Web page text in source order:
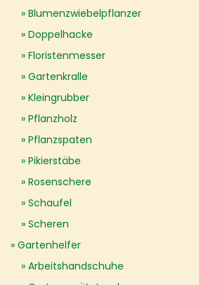
Blumenzwiebelpflanzer
Doppelhacke
Floristenmesser
Gartenkralle
Kleingrubber
Pflanzholz
Pflanzspaten
Pikierstäbe
Rosenschere
Schaufel
Scheren
Gartenhelfer
Arbeitshandschuhe